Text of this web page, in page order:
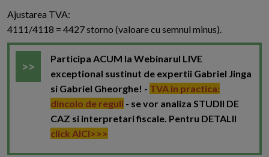
Ajustarea TVA:
4111/4118 = 4427 storno (valoare cu semnul minus).
Participa ACUM la Webinarul LIVE
exceptional sustinut de expertii Gabriel Jinga
si Gabriel Gheorghe! - TVA in practica:
dincolo de reguli - se vor analiza STUDII DE
CAZ si interpretari fiscale. Pentru DETALII
click AICI>>>